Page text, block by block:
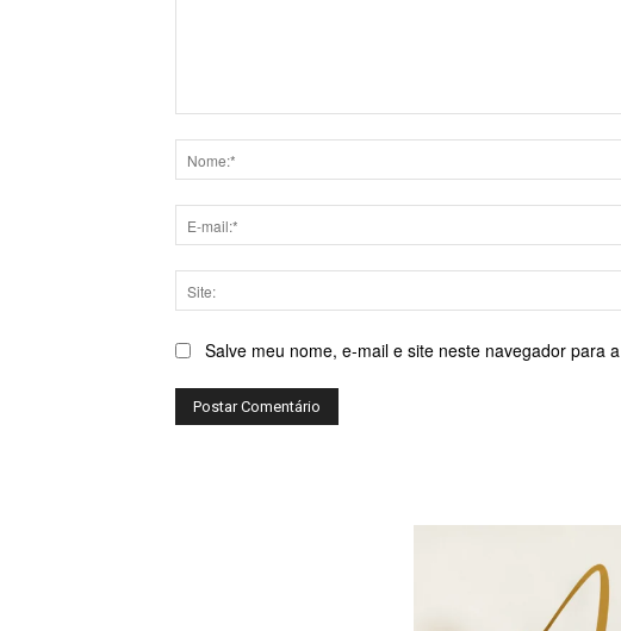
Salve meu nome, e-mail e site neste navegador para